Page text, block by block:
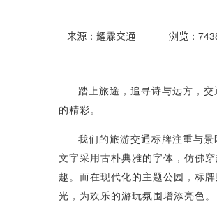
来源：耀霖交通 浏览：
踏上旅途，追寻诗与远方， 交
的精彩。
我们的旅游交通标牌注重与
文字采用古朴典雅的字体，仿佛
趣。而在现代化的主题公园，标
光，为欢乐的游玩氛围增添亮色。